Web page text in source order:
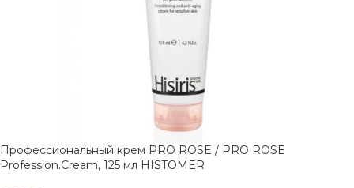
Профессиональный крем PRO ROSE / PRO ROSE
Profession.Cream, 125 мл HISTOMER